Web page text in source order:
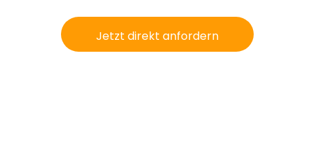
Jetzt direkt anfordern